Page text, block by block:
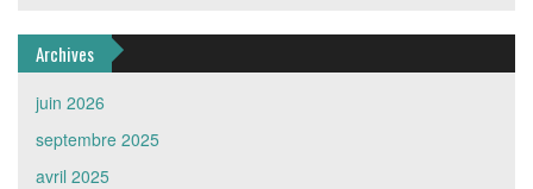
Archives
juin 2026
septembre 2025
avril 2025